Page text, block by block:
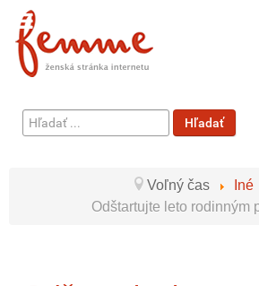
Hľadať
...
Hľadať
Voľný čas
Iné
Odštartujte leto rodinným